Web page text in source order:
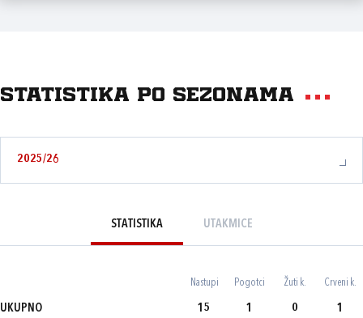
Statistika po sezonama
2025/26
STATISTIKA UTAKMICE
Nastupi Pogotci Žuti k. Crveni k.
UKUPNO 15 1 0 1